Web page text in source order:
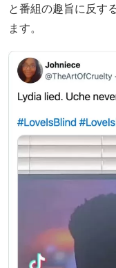
と番組の趣旨に反す
ます。